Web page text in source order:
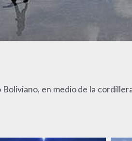
en medio de la